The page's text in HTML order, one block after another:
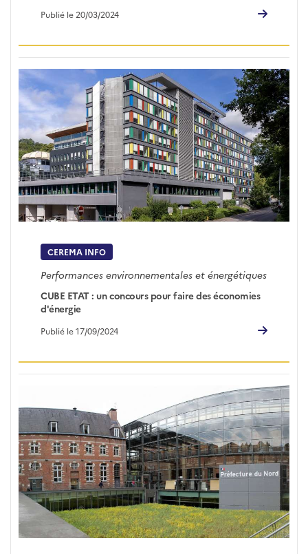
Publié le 20/03/2024
CEREMA INFO
Performances environnementales et énergétiques
CUBE ETAT : un concours pour faire des économies
d'énergie
Publié le 17/09/2024